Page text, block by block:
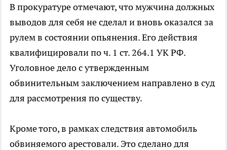
В прокуратуре отмечают, что мужчина должных
выводов для себя не сделал и вновь оказался за
рулем в состоянии опьянения. Его действия
квалифицировали по ч. 1 ст. 264.1 УК РФ.
Уголовное дело с утвержденным
обвинительным заключением направлено в суд
для рассмотрения по существу.
Кроме того, в рамках следствия автомобиль
обвиняемого арестовали. Это сделано для